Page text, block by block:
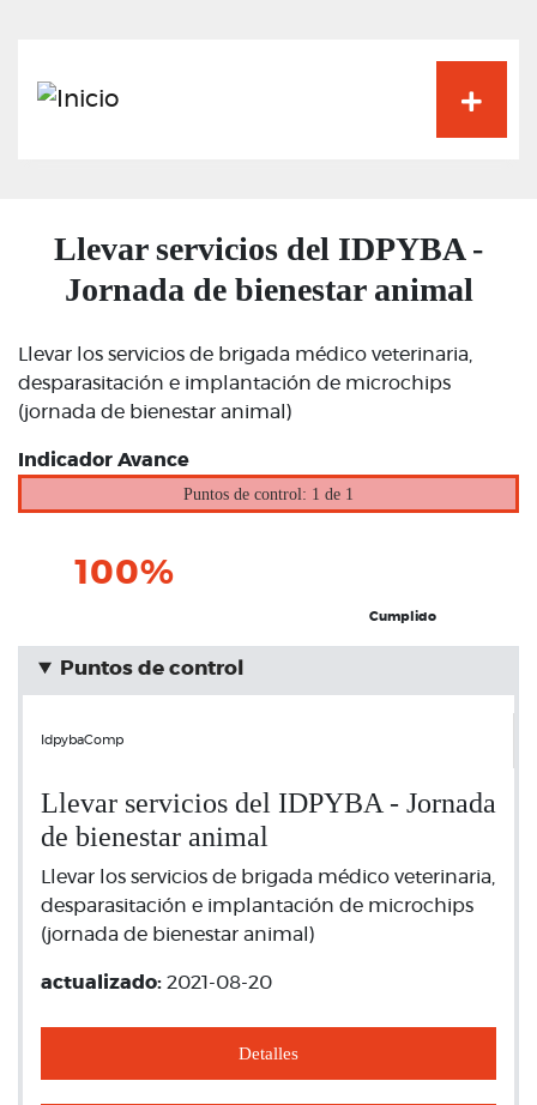
Llevar servicios del IDPYBA -
Jornada de bienestar animal
Llevar los servicios de brigada médico veterinaria,
desparasitación e implantación de microchips
(jornada de bienestar animal)
Indicador Avance
Puntos de control: 1 de 1
100%
Cumplido
Puntos de control
IdpybaComp
Llevar servicios del IDPYBA - Jornada
de bienestar animal
Llevar los servicios de brigada médico veterinaria,
desparasitación e implantación de microchips
(jornada de bienestar animal)
actualizado: 2021-08-20
Detalles